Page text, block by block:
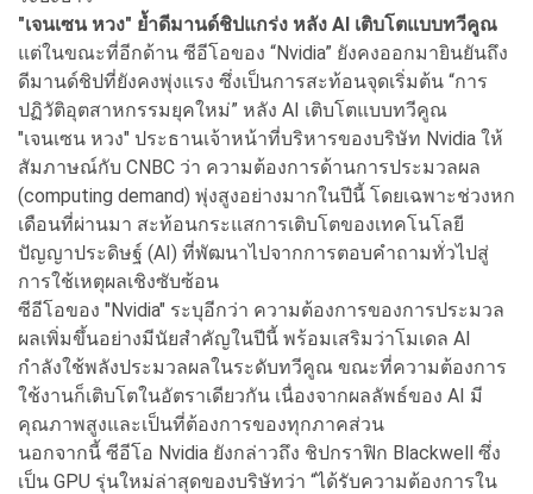
"เจนเซน หวง" ย้ำดีมานด์ชิปแกร่ง หลัง AI เติบโตแบบทวีคูณ
แต่ในขณะที่อีกด้าน ซีอีโอของ “Nvidia” ยังคงออกมายินยันถึง
ดีมานด์ชิปที่ยังคงพุ่งแรง ซึ่งเป็นการสะท้อนจุดเริ่มต้น “การ
ปฏิวัติอุตสาหกรรมยุคใหม่” หลัง AI เติบโตแบบทวีคูณ
"เจนเซน หวง" ประธานเจ้าหน้าที่บริหารของบริษัท Nvidia ให้
สัมภาษณ์กับ CNBC ว่า ความต้องการด้านการประมวลผล
(computing demand) พุ่งสูงอย่างมากในปีนี้ โดยเฉพาะช่วงหก
เดือนที่ผ่านมา สะท้อนกระแสการเติบโตของเทคโนโลยี
ปัญญาประดิษฐ์ (AI) ที่พัฒนาไปจากการตอบคำถามทั่วไปสู่
การใช้เหตุผลเชิงซับซ้อน
ซีอีโอของ "Nvidia" ระบุอีกว่า ความต้องการของการประมวล
ผลเพิ่มขึ้นอย่างมีนัยสำคัญในปีนี้ พร้อมเสริมว่าโมเดล AI
กำลังใช้พลังประมวลผลในระดับทวีคูณ ขณะที่ความต้องการ
ใช้งานก็เติบโตในอัตราเดียวกัน เนื่องจากผลลัพธ์ของ AI มี
คุณภาพสูงและเป็นที่ต้องการของทุกภาคส่วน
นอกจากนี้ ซีอีโอ Nvidia ยังกล่าวถึง ชิปกราฟิก Blackwell ซึ่ง
เป็น GPU รุ่นใหม่ล่าสุดของบริษัทว่า “ได้รับความต้องการใน